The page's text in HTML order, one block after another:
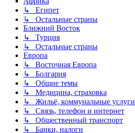
↳ Египет
↳ Остальные страны
Ближний Восток
↳ Турция
↳ Остальные страны
Европа
↳ Восточная Европа
↳ Болгария
↳ Общие темы
↳ Медицина, страховка
↳ Жильё, коммунальные услуги
↳ Связь, телефон и интернет
↳ Общественный транспорт
↳ Банки, налоги